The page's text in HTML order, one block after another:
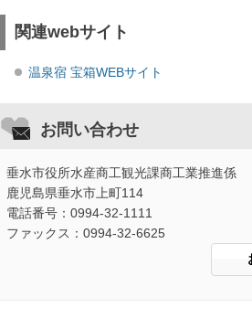
関連webサイト
温泉宿 宝箱WEBサイト
お問い合わせ
垂水市役所水産商工観光課商工業推進係
鹿児島県垂水市上町114
電話番号：0994-32-1111
ファックス：0994-32-6625